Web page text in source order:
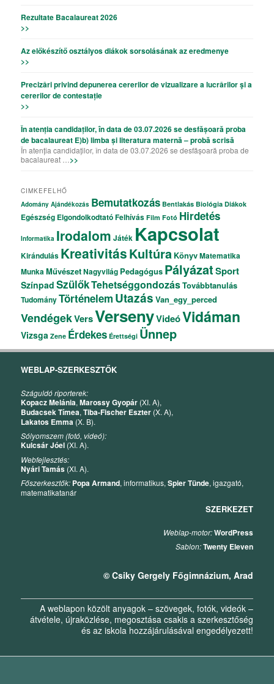
Rezultate Bacalaureat 2026
>>
Az előkészítő osztályos diákok sorsolásának az eredmenye
>>
Precizǎri privind depunerea cererilor de vizualizare a lucrǎrilor şi a
cererilor de contestație
>>
În atenția candidaților, în data de 03.07.2026 se desfășoară proba
de bacalaureat E)b) limba și literatura maternă – probă scrisă
În atenția candidaților, în data de 03.07.2026 se desfășoară proba de
bacalaureat … >>
CIMKEFELHŐ
Adomány Ajándékozás Bemutatkozás Bentlakás Biológia Diákok
Egészség ElgondolkodtatóFelhívás Film Fotó Hirdetés
Informatika Irodalom Játék Kapcsolat
Kirándulás KreativitásKultúra KönyvMatematika
MunkaMűvészetNagyvilág Pedagógus PályázatSport
Színpad SzülőkTehetséggondozásTovábbtanulás
TudományTörténelem Utazás Van_egy_perced
VendégekVersVersenyVideóVidáman
Vizsga Zene Érdekes Érettségi Ünnep
WEBLAP-SZERKESZTŐK
Száguldó riporterek:
Kopacz Melánia,Marossy Gyopár (XI. A),
Budacsek Tímea,Tiba-Fischer Eszter (X. A),
Lakatos Emma (X. B).
Sólyomszem (fotó, videó):
Kulcsár Jóel (XI. A).
Webfejlesztés:
Nyári Tamás (XI. A).
Főszerkesztők: Popa Armand, informatikus,Spier Tünde, igazgató,
matematikatanár
SZERKEZET
Weblap-motor:WordPress
Sablon:Twenty Eleven
© Csiky Gergely Főgimnázium, Arad
A weblapon közölt anyagok – szövegek, fotók, videók –
átvétele, újraközlése, megosztása csakis a szerkesztőség
és az iskola hozzájárulásával engedélyezett!